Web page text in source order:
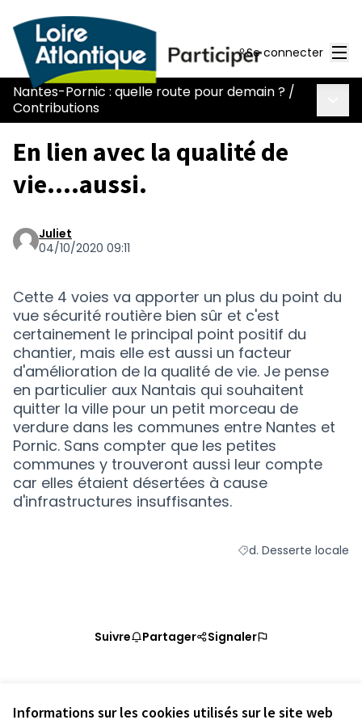
Informations sur les cookies utilisés sur le site web
Se connecter
Nantes-Pornic : quelle route pour demain ? /
Contributions
En lien avec la qualité de
vie....aussi.
Juliet
04/10/2020 09:11
Cette 4 voies va apporter un plus du point du
vue sécurité routière bien sûr et c'est
certainement le principal point positif du
chantier, mais elle est aussi un facteur
d'amélioration de la qualité de vie. Je pense
en particulier aux Nantais qui souhaitent
quitter la ville pour un petit morceau de
verdure dans les communes entre Nantes et
Pornic. Sans compter que les petites
communes y trouveront aussi leur compte
car elles étaient désertées à cause
d'infrastructures insuffisantes.
Filtrer les résultats
d. Desserte locale
Suivre Partager Signaler
Vérifiez l'empreinte numérique